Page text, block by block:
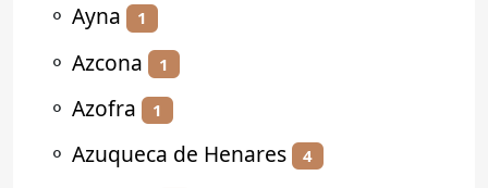
⚬ Ayna 1
⚬ Azcona 1
⚬ Azofra 1
⚬ Azuqueca de Henares 4